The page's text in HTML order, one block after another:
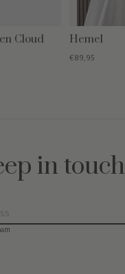
Cloud
Hemel
€89,95
in touch